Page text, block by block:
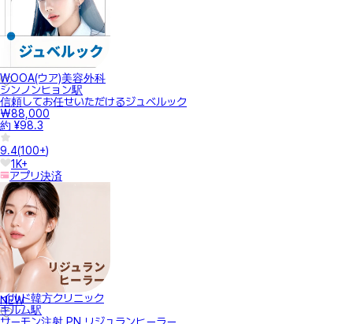
WOOA(ウア)美容外科
シンノンヒョン駅
信頼してお任せいただけるジュベルック
₩88,000
約 ¥98.3
9.4(100+)
1K+
アプリ決済
NEW
イルド韓方クリニック
キルム駅
サーモン注射 PN リジュランヒーラー